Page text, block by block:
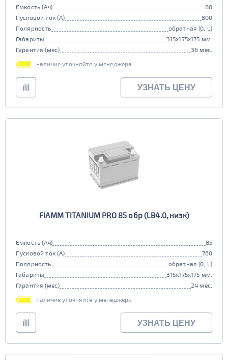
Емкость (Ач)
80
Пусковой ток (А)
800
Полярность
обратная (0, L)
Габариты
315x175x175 мм.
Гарантия (мес)
36 мес.
наличие уточняйте у менеджера
УЗНАТЬ ЦЕНУ
FIAMM TITANIUM PRO 85 обр (LB4.0, низк)
Емкость (Ач)
85
Пусковой ток (А)
760
Полярность
обратная (0, L)
Габариты
315x175x175 мм.
Гарантия (мес)
24 мес.
наличие уточняйте у менеджера
УЗНАТЬ ЦЕНУ